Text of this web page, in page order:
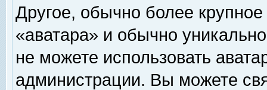
Другое, обычно более
«аватара» и обычно
не можете использовать
администрации. Вы можете